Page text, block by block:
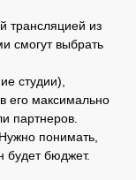
трансляцией из
смогут выбрать
студии),
его максимально
партнеров.
понимать,
будет бюджет.